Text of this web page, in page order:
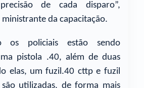
de cada disparo”,
da capacitação.
os policiais estão sendo
pistola .40, além de duas
elas, um fuzil.40 cttp e fuzil
são utilizadas, de forma mais